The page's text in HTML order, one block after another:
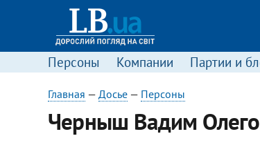
Персоны Компании Партии и
Главная — Досье— Персоны
Черныш Вадим